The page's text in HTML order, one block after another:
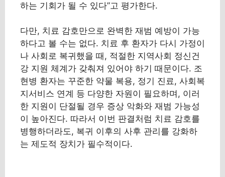
하는 기회가 될 수 있다”고 평가한다.
다만, 치료 감호만으로 완벽한 재범 예방이 가능
하다고 볼 수는 없다. 치료 후 환자가 다시 가정이
나 사회로 복귀했을 때, 적절한 지역사회 정신건
강 지원 체계가 갖춰져 있어야 하기 때문이다. 조
현병 환자는 꾸준한 약물 복용, 정기 진료, 사회복
지서비스 연계 등 다양한 자원이 필요하며, 이러
한 지원이 단절될 경우 증상 악화와 재범 가능성
이 높아진다. 따라서 이번 판결처럼 치료 감호를
병행하더라도, 복귀 이후의 사후 관리를 강화하
는 제도적 장치가 필수적이다.